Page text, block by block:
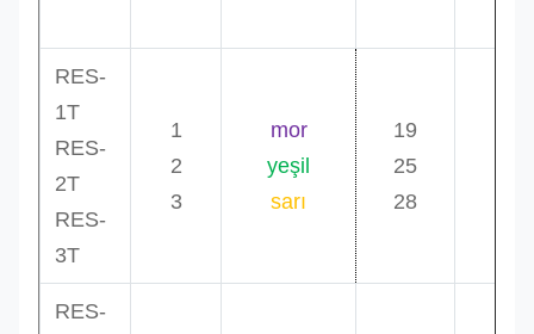
RES-
1T
RES-
2T
RES-
3T
1
2
3
mor
yeşil
sarı
19
25
28
RES-